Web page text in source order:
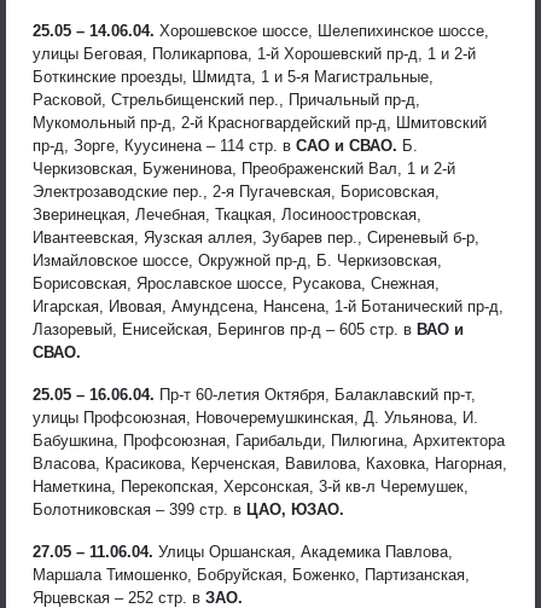
25.05 – 14.06.04. Хорошевское шоссе, Шелепихинское шоссе,
улицы Беговая, Поликарпова, 1-й Хорошевский пр-д, 1 и 2-й
Боткинские проезды, Шмидта, 1 и 5-я Магистральные,
Расковой, Стрельбищенский пер., Причальный пр-д,
Мукомольный пр-д, 2-й Красногвардейский пр-д, Шмитовский
пр-д, Зорге, Куусинена – 114 стр. в САО и СВАО. Б.
Черкизовская, Буженинова, Преображенский Вал, 1 и 2-й
Электрозаводские пер., 2-я Пугачевская, Борисовская,
Зверинецкая, Лечебная, Ткацкая, Лосиноостровская,
Ивантеевская, Яузская аллея, Зубарев пер., Сиреневый б-р,
Измайловское шоссе, Окружной пр-д, Б. Черкизовская,
Борисовская, Ярославское шоссе, Русакова, Снежная,
Игарская, Ивовая, Амундсена, Нансена, 1-й Ботанический пр-д,
Лазоревый, Енисейская, Берингов пр-д – 605 стр. в ВАО и
СВАО.
25.05 – 16.06.04. Пр-т 60-летия Октября, Балаклавский пр-т,
улицы Профсоюзная, Новочеремушкинская, Д. Ульянова, И.
Бабушкина, Профсоюзная, Гарибальди, Пилюгина, Архитектора
Власова, Красикова, Керченская, Вавилова, Каховка, Нагорная,
Наметкина, Перекопская, Херсонская, 3-й кв-л Черемушек,
Болотниковская – 399 стр. в ЦАО, ЮЗАО.
27.05 – 11.06.04. Улицы Оршанская, Академика Павлова,
Маршала Тимошенко, Бобруйская, Боженко, Партизанская,
Ярцевская – 252 стр. в ЗАО.